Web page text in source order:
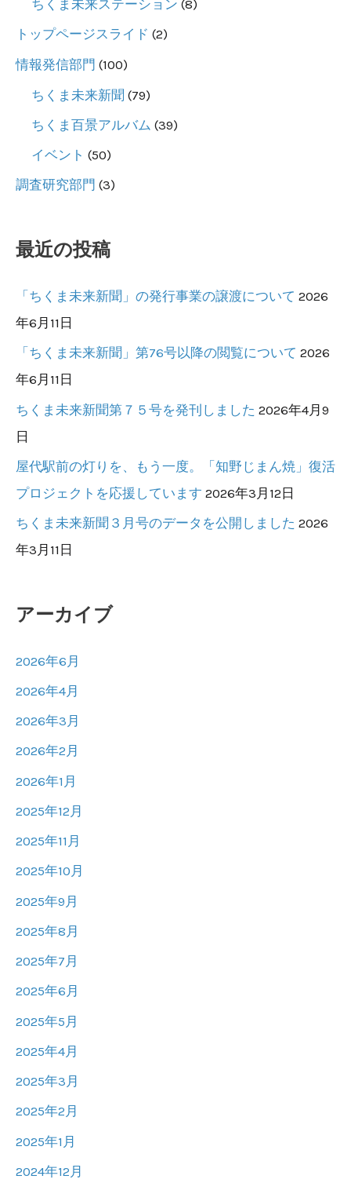
ちくま未来ステーション (8)
トップページスライド (2)
情報発信部門 (100)
ちくま未来新聞 (79)
ちくま百景アルバム (39)
イベント (50)
調査研究部門 (3)
最近の投稿
「ちくま未来新聞」の発行事業の譲渡について 2026
年6月11日
「ちくま未来新聞」第76号以降の閲覧について 2026
年6月11日
ちくま未来新聞第７５号を発刊しました 2026年4月9
日
屋代駅前の灯りを、もう一度。「知野じまん焼」復活
プロジェクトを応援しています 2026年3月12日
ちくま未来新聞３月号のデータを公開しました 2026
年3月11日
アーカイブ
2026年6月
2026年4月
2026年3月
2026年2月
2026年1月
2025年12月
2025年11月
2025年10月
2025年9月
2025年8月
2025年7月
2025年6月
2025年5月
2025年4月
2025年3月
2025年2月
2025年1月
2024年12月